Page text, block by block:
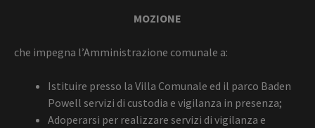
MOZIONE
che impegna l’Amministrazione comunale a:
Istituire presso la Villa Comunale ed il parco Baden
Powell servizi di custodia e vigilanza in presenza;
Adoperarsi per realizzare servizi di vigilanza e